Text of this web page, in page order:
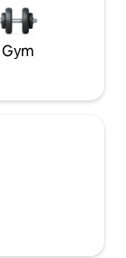
Gym